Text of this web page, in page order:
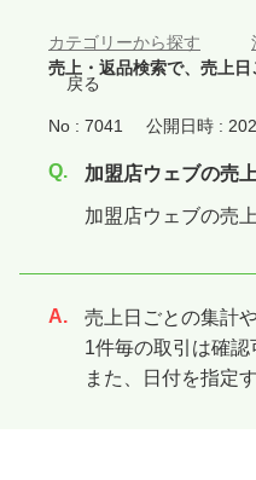
カテゴリーから探す
売上・返品検索で、売上
戻る
No : 7041 公開日時 :
加盟店ウェブの売
加盟店ウェブの売
回答
売上日ごとの集計
1件毎の取引は確認
また、日付を指定